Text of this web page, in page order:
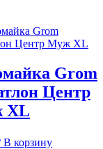
Grom
Центр
XL
В корзину